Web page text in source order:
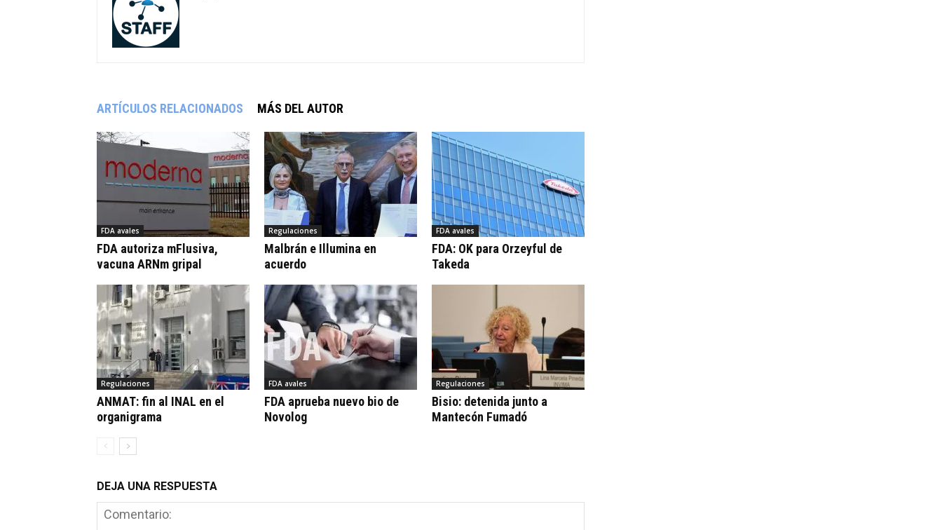
ARTÍCULOS RELACIONADOS MÁS DEL AUTOR
FDA avales
FDA autoriza mFlusiva,
vacuna ARNm gripal
Regulaciones
Malbrán e Illumina en
acuerdo
FDA avales
FDA: OK para Orzeyful de
Takeda
Regulaciones
ANMAT: fin al INAL en el
organigrama
FDA avales
FDA aprueba nuevo bio de
Novolog
Regulaciones
Bisio: detenida junto a
Mantecón Fumadó
DEJA UNA RESPUESTA